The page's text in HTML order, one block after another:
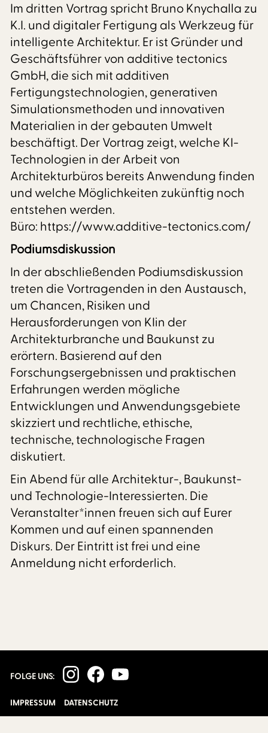
Im dritten Vortrag spricht Bruno Knychalla zu
K.I. und digitaler Fertigung als Werkzeug für
intelligente Architektur. Er ist Gründer und
Geschäftsführer von additive tectonics
GmbH, die sich mit additiven
Fertigungstechnologien, generativen
Simulationsmethoden und innovativen
Materialien in der gebauten Umwelt
beschäftigt. Der Vortrag zeigt, welche KI-
Technologien in der Arbeit von
Architekturbüros bereits Anwendung finden
und welche Möglichkeiten zukünftig noch
entstehen werden.
Büro: https://www.additive-tectonics.com/
Podiumsdiskussion
In der abschließenden Podiumsdiskussion
treten die Vortragenden in den Austausch,
um Chancen, Risiken und
Herausforderungen von KIin der
Architekturbranche und Baukunst zu
erörtern. Basierend auf den
Forschungsergebnissen und praktischen
Erfahrungen werden mögliche
Entwicklungen und Anwendungsgebiete
skizziert und rechtliche, ethische,
technische, technologische Fragen
diskutiert.
Ein Abend für alle Architektur-, Baukunst-
und Technologie-Interessierten. Die
Veranstalter*innen freuen sich auf Eurer
Kommen und auf einen spannenden
Diskurs. Der Eintritt ist frei und eine
Anmeldung nicht erforderlich.
IMPRESSUM DATENSCHUTZ
FOLGE UNS: